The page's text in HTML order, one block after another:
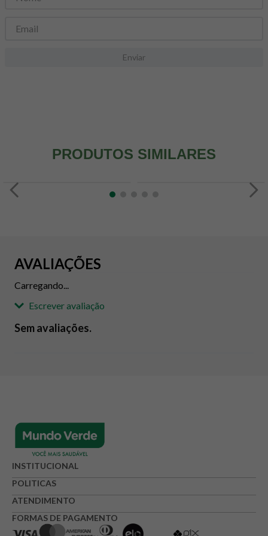
Enviar
PRODUTOS SIMILARES
AVALIAÇÕES
Carregando...
Escrever avaliação
Avalie o produto de 1 até 5 estrelas
★★★☆☆
Seu nome
Endereço de e-mail
Sem avaliações.
INSTITUCIONAL
POLITICAS
ATENDIMENTO
FORMAS DE PAGAMENTO
8º maca peruana
9 psyllium